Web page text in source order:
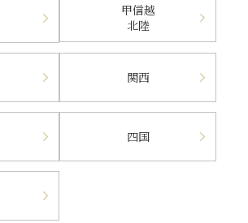
甲信越
北陸
関西
四国